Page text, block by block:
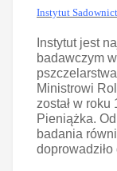
Instytut
Instytut jest
badawczym
Ministrowi
został w
Pieniążka.
badania